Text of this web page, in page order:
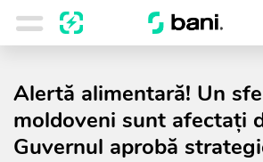
Alertă alimentară! Un
moldoveni sunt afectați
Guvernul aprobă